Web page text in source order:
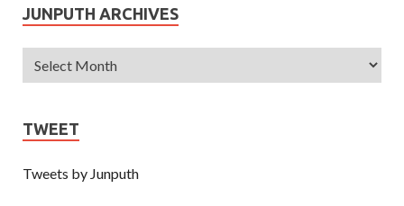
JUNPUTH ARCHIVES
TWEET
Tweets by Junputh